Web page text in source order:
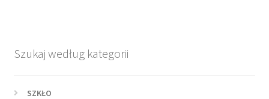
Szukaj według kategorii
SZKŁO